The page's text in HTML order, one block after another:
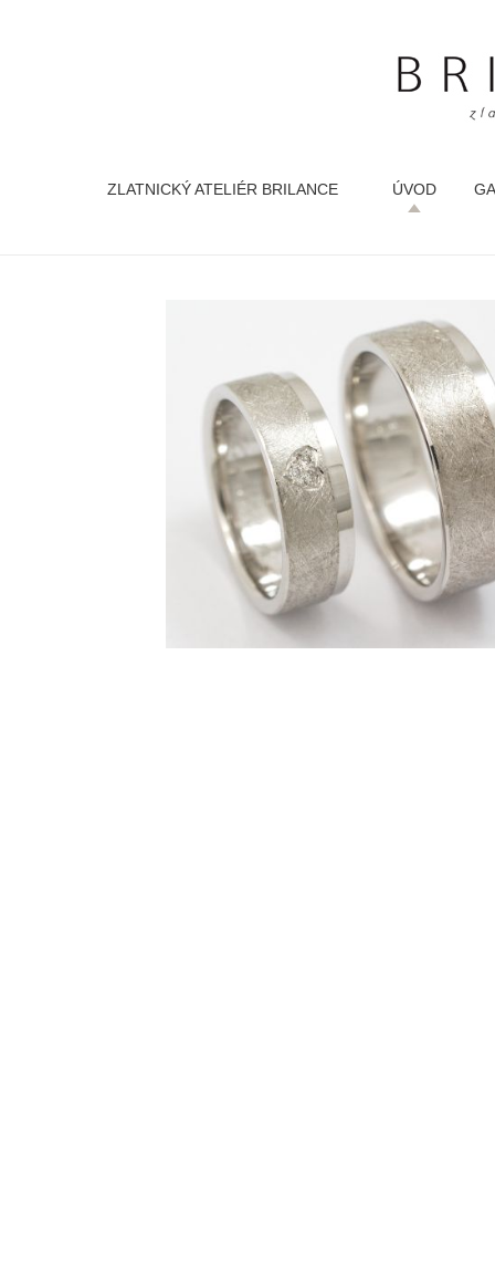
ZLATNICKÝ ATELIÉR BRILANCE ÚVOD